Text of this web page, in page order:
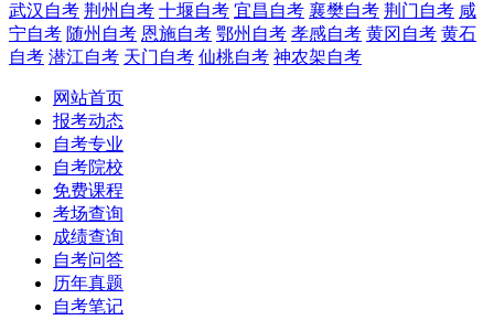
武汉自考 荆州自考 十堰自考 宜昌自考 襄樊自考 荆门自考 咸
宁自考 随州自考 恩施自考 鄂州自考 孝感自考 黄冈自考 黄石
自考 潜江自考 天门自考 仙桃自考 神农架自考
网站首页
报考动态
自考专业
自考院校
免费课程
考场查询
成绩查询
自考问答
历年真题
自考笔记